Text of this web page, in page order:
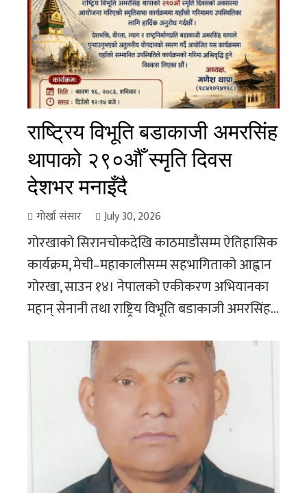
राष्ट्रिय विभूति बडाकाजी अमरसिंह
थापाको २९०औँ स्मृति दिवस
देशभर मनाइँदै
गोर्खा संसार July 30, 2026
गोरखाको सिरानचोकदेखि काठमाडौंसम्म ऐतिहासिक
कार्यक्रम, मेची–महाकालीसम्म सहभागिताको आह्वान
गोरखा, साउन १४। नेपालको एकीकरण अभियानका
महान् सेनानी तथा राष्ट्रिय विभूति बडाकाजी अमरसिंह...